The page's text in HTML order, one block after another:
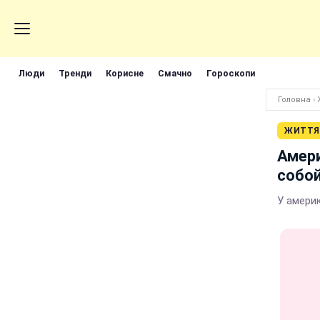
Люди Тренди Корисне Смачно Гороскопи
Головна ›
ЖИТТЯ
У